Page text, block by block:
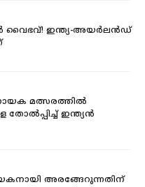
വൈഭവ്! ഇന്ത്യ-അയര്‍ലന്‍ഡ്
മത്സരത്തിൽ
തോൽപ്പിച്ച് ഇന്ത്യൻ
അരങ്ങേറുന്നതിന്